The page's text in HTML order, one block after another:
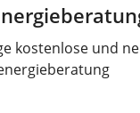
kostenlose und